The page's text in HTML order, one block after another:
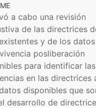
a cabo una revisión
de las directrices
y de los
posliberación
para identificar las
en las directrices
disponibles que
desarrollo de